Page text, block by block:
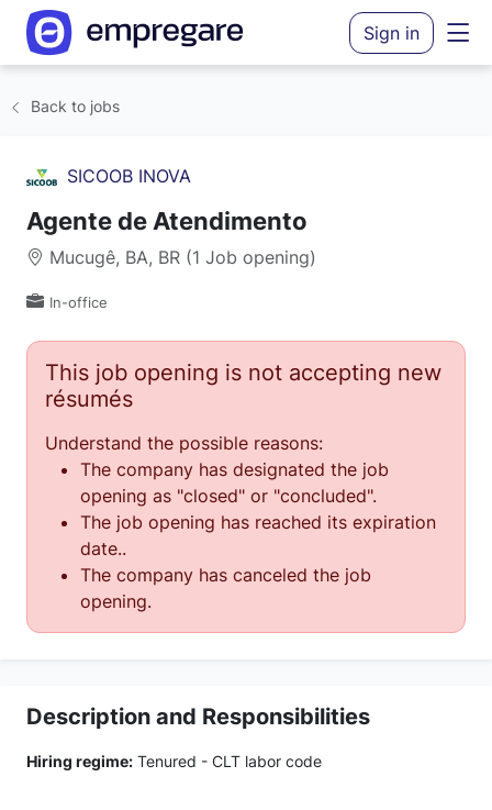
Sign in
Back to jobs
SICOOB INOVA
Agente de Atendimento
Mucugê, BA, BR (1 Job opening)
In-office
This job opening is not accepting new
résumés
Understand the possible reasons:
The company has designated the job
opening as "closed" or "concluded".
The job opening has reached its expiration
date..
The company has canceled the job
opening.
Description and Responsibilities
Hiring regime: Tenured - CLT labor code